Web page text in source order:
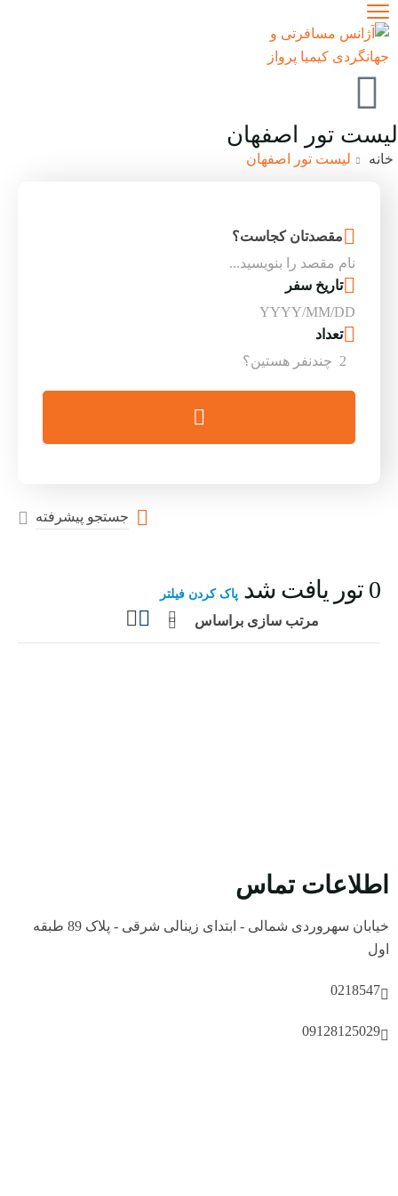
لیست تور اصفهان
خانه لیست تور اصفهان
مقصدتان کجاست؟
تاریخ سفر
تعداد
2 چندنفر هستین؟
جستجو پیشرفته
0 تور یافت شد پاک کردن فیلتر
اطلاعات تماس
خیابان سهروردی شمالی - ابتدای زینالی شرقی - پلاک 89 طبقه
اول
0218547
09128125029